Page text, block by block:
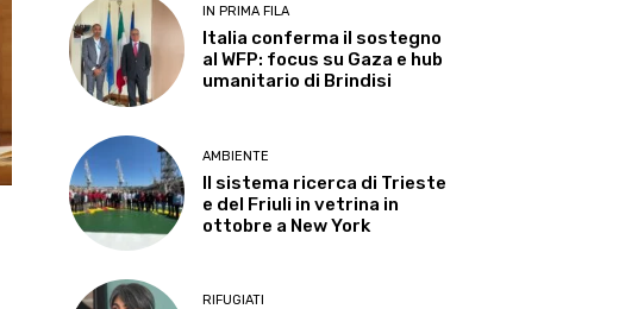
IN PRIMA FILA
Italia conferma il sostegno
al WFP: focus su Gaza e hub
umanitario di Brindisi
AMBIENTE
Il sistema ricerca di Trieste
e del Friuli in vetrina in
ottobre a New York
RIFUGIATI